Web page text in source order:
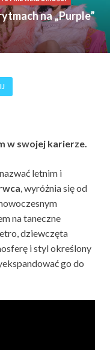
na „Purple”
w swojej karierze.
letnim i
, wyróżnia się od
na taneczne
dziewczęta
i styl określony
go do